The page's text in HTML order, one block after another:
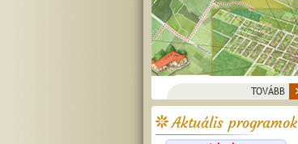
TOVÁBB
Aktuális programok